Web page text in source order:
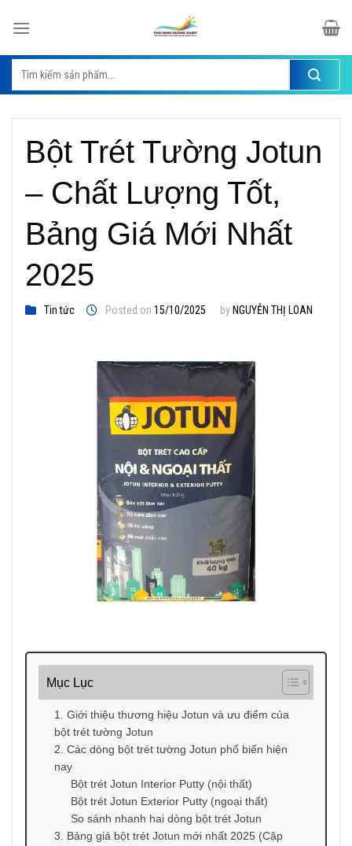
Tìm
kiếm:
Bột Trét Tường Jotun
– Chất Lượng Tốt,
Bảng Giá Mới Nhất
2025
Tin tức Posted on 15/10/2025 by NGUYỄN THỊ LOAN
Mục Lục
1. Giới thiệu thương hiệu Jotun và ưu điểm của
bột trét tường Jotun
2. Các dòng bột trét tường Jotun phổ biến hiện
nay
Bột trét Jotun Interior Putty (nội thất)
Bột trét Jotun Exterior Putty (ngoại thất)
So sánh nhanh hai dòng bột trét Jotun
3. Bảng giá bột trét Jotun mới nhất 2025 (Cập